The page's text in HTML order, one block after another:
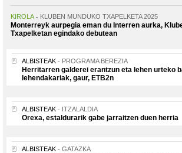
KIROLA KLUBEN MUNDUKO TXAPELKETA 2025
Monterreyk aurpegia eman du Interren aurka,
Txapelketan egindako debutean
ALBISTEAK PROGRAMA BEREZIA
Herritarren galderei erantzun eta lehen urteko
lehendakariak, gaur, ETB2n
ALBISTEAK ITZALALDIA
Orexa, estaldurarik gabe jarraitzen duen herria
ALBISTEAK GATAZKA